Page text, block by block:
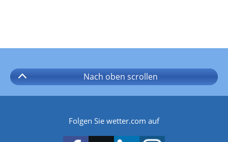
Nach oben scrollen
Folgen Sie wetter.com auf